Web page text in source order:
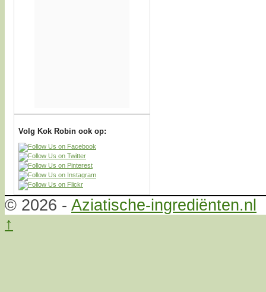
Volg Kok Robin ook op:
© 2026 - Aziatische-ingrediënten.nl
↑